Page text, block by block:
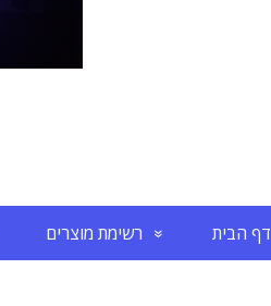
רשימת מוצרים דף הבית